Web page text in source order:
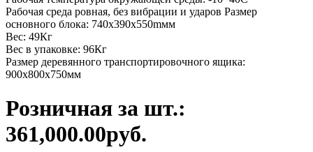
Рабочая среда ровная, без вибрации и ударов Размер
основного блока: 740х390х550mмм
Вес: 49Кг
Вес в упаковке: 96Кг
Размер деревянного транспортировочного ящика:
900х800х750мм
Розничная за шт.:
361,000.00руб.